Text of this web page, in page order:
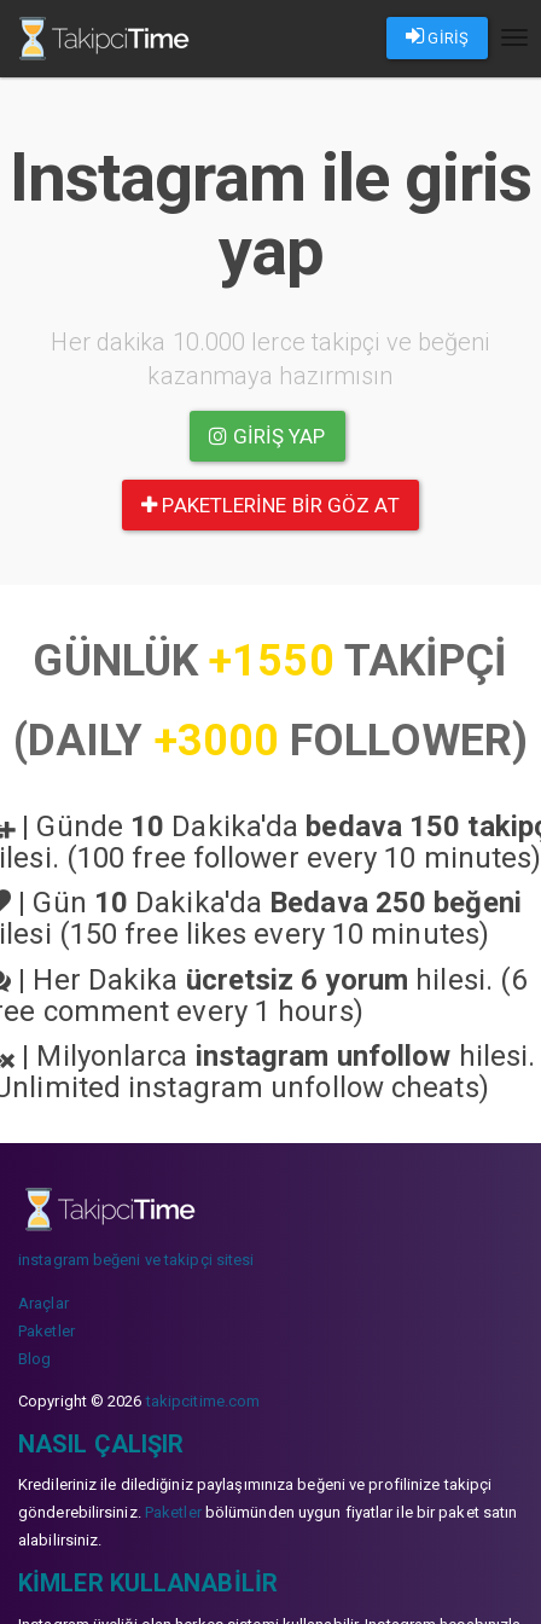
GİRİŞ
Instagram ile giris
yap
Her dakika 10.000 lerce takipçi ve beğeni
kazanmaya hazırmısın
GIRIŞ YAP
PAKETLERINE BIR GÖZ AT
GÜNLÜK+1550 TAKİPÇİ
(DAILY +3000 FOLLOWER)
| Günde 10 Dakika'da bedava 150
(100 free follower every 10 minutes)
| Gün 10 Dakika'da Bedava 250 beğeni
(150 free likes every 10 minutes)
| Her Dakika ücretsiz 6 yorum hilesi. (6
comment every 1 hours)
| Milyonlarca instagram unfollow hilesi.
instagram unfollow cheats)
instagram beğeni ve takipçi sitesi
Araçlar
Paketler
Blog
Copyright © 2026takipcitime.com
NASIL ÇALIŞIR
Kredileriniz ile dilediğiniz paylaşımınıza beğeni ve profilinize takipçi
gönderebilirsiniz. Paketlerbölümünden uygun fiyatlar ile bir paket satın
alabilirsiniz.
KIMLER KULLANABILIR